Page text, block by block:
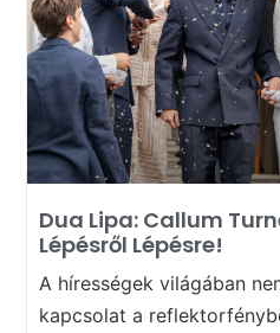
Dua Lipa: Callum
Lépésről Lépésre!
A hírességek világában
kapcsolat a